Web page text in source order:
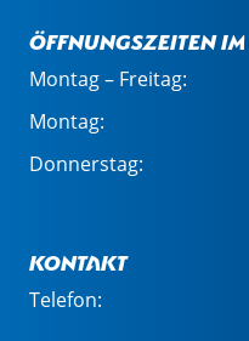
Öffnungszeiten
Montag – Freitag:
Montag:
Donnerstag:
Kontakt
Telefon: